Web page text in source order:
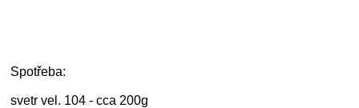
Spotřeba:
svetr vel. 104 - cca 200g